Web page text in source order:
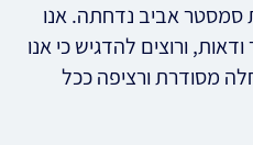
סמסטר אביב נדחתה. אנו
ודאות, ורוצים להדגיש כי אנו
מסודרת ורציפה ככל